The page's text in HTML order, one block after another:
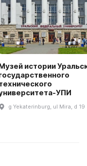
истории
УПИ
g Yekaterinburg, ul Mira, d 19